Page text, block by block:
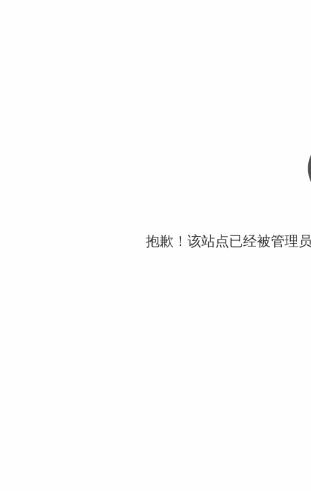
抱歉！该站点已经被管理